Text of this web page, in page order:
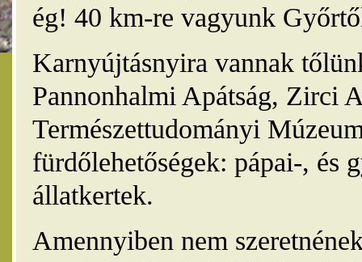
ég! 40 km-re vagyunk
Karnyújtásnyira vannak
Pannonhalmi Apátság, Zirci
Természettudományi
fürdőlehetőségek: pápai-, és
állatkertek.
Amennyiben nem